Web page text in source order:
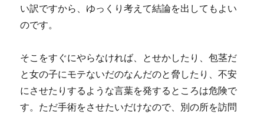
い訳ですから、ゆっくり考えて結論を出してもよい
のです。
そこをすぐにやらなければ、とせかしたり、包茎だ
と女の子にモテないだのなんだのと脅したり、不安
にさせたりするような言葉を発するところは危険で
す。ただ手術をさせたいだけなので、別の所を訪問